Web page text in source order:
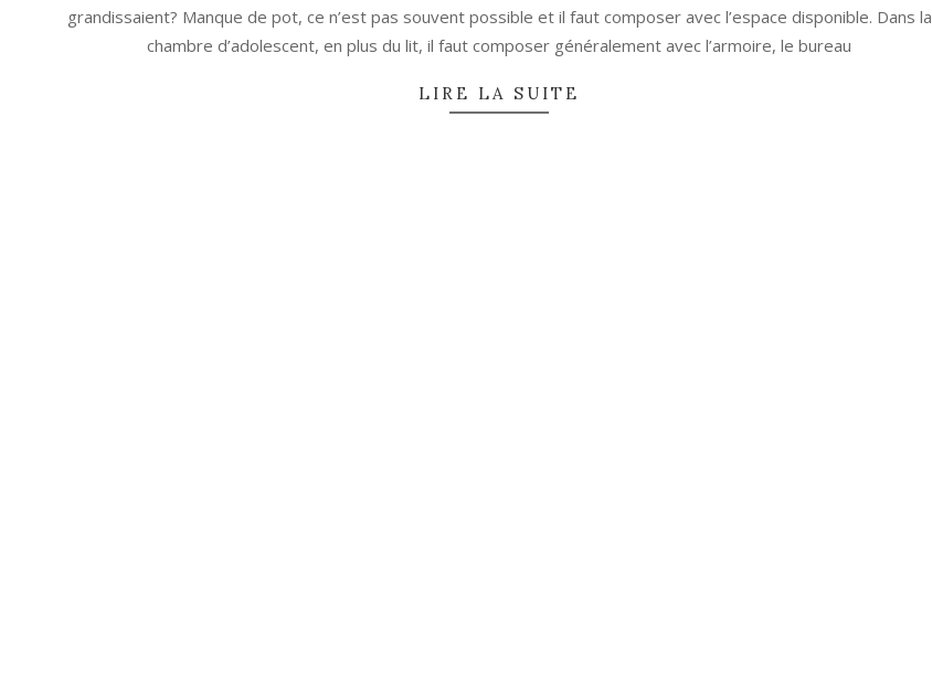
grandissaient? Manque de pot, ce n’est pas souvent possible et il faut composer avec l’espace disponible. Dans la
chambre d’adolescent, en plus du lit, il faut composer généralement avec l’armoire, le bureau
LIRE LA SUITE